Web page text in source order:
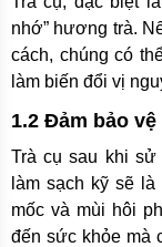
nhớ” hương trà.
cách, chúng có
làm biến đổi vị
1.2 Đảm bảo
Trà cụ sau khi
làm sạch kỹ sẽ
mốc và mùi hôi
đến sức khỏe mà